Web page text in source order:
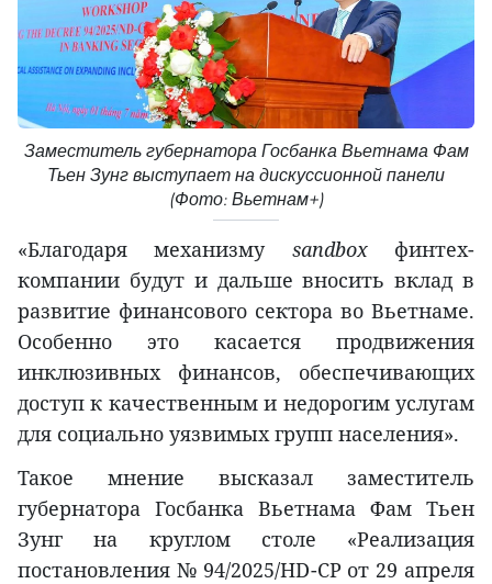
Заместитель губернатора Госбанка Вьетнама Фам
Тьен Зунг выступает на дискуссионной панели
(Фото: Вьетнам+)
«Благодаря механизму sandboxфинтех-
компании будут и дальше вносить вклад в
развитие финансового сектора во Вьетнаме.
Особенно это касается продвижения
инклюзивных финансов, обеспечивающих
доступ к качественным и недорогим услугам
для социально уязвимых групп населения».
Такое мнение высказал заместитель
губернатора Госбанка Вьетнама Фам Тьен
Зунг на круглом столе «Реализация
постановления № 94/2025/НD-CP от 29 апреля